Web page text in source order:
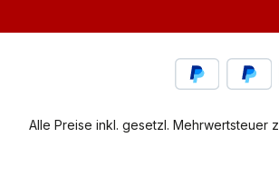
Alle Preise inkl. gesetzl. Mehrwertsteuer